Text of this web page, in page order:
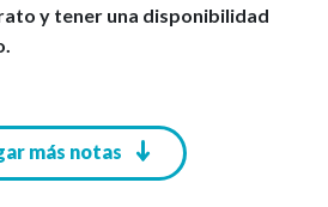
y tener una disponibilidad
más notas